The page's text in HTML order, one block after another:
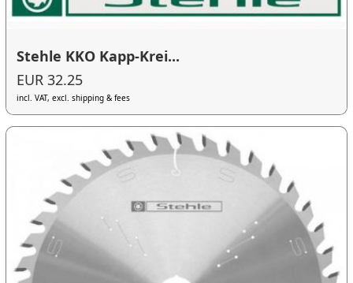
Stehle KKO Kapp-Krei...
EUR 32.25
incl. VAT, excl. shipping & fees